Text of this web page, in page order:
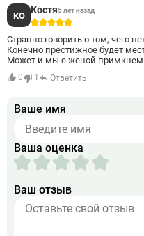
КО
Костя5 лет назад
5
Странно говорить о том, чего
Конечно престижное будет
Может и мы с женой примкнем
0 1 Ответить
Ваше имя
Ваша оценка
Ваш отзыв